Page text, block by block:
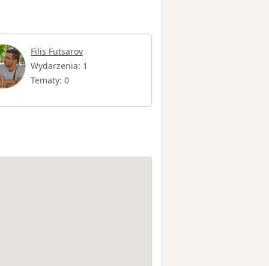
Filis Futsarov
Wydarzenia: 1
Tematy: 0